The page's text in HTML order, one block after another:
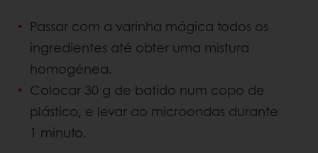
Passar com a varinha mágica todos os
ingredientes até obter uma mistura
homogénea.
Colocar 30 g de batido num copo de
plástico, e levar ao microondas durante
1 minuto.